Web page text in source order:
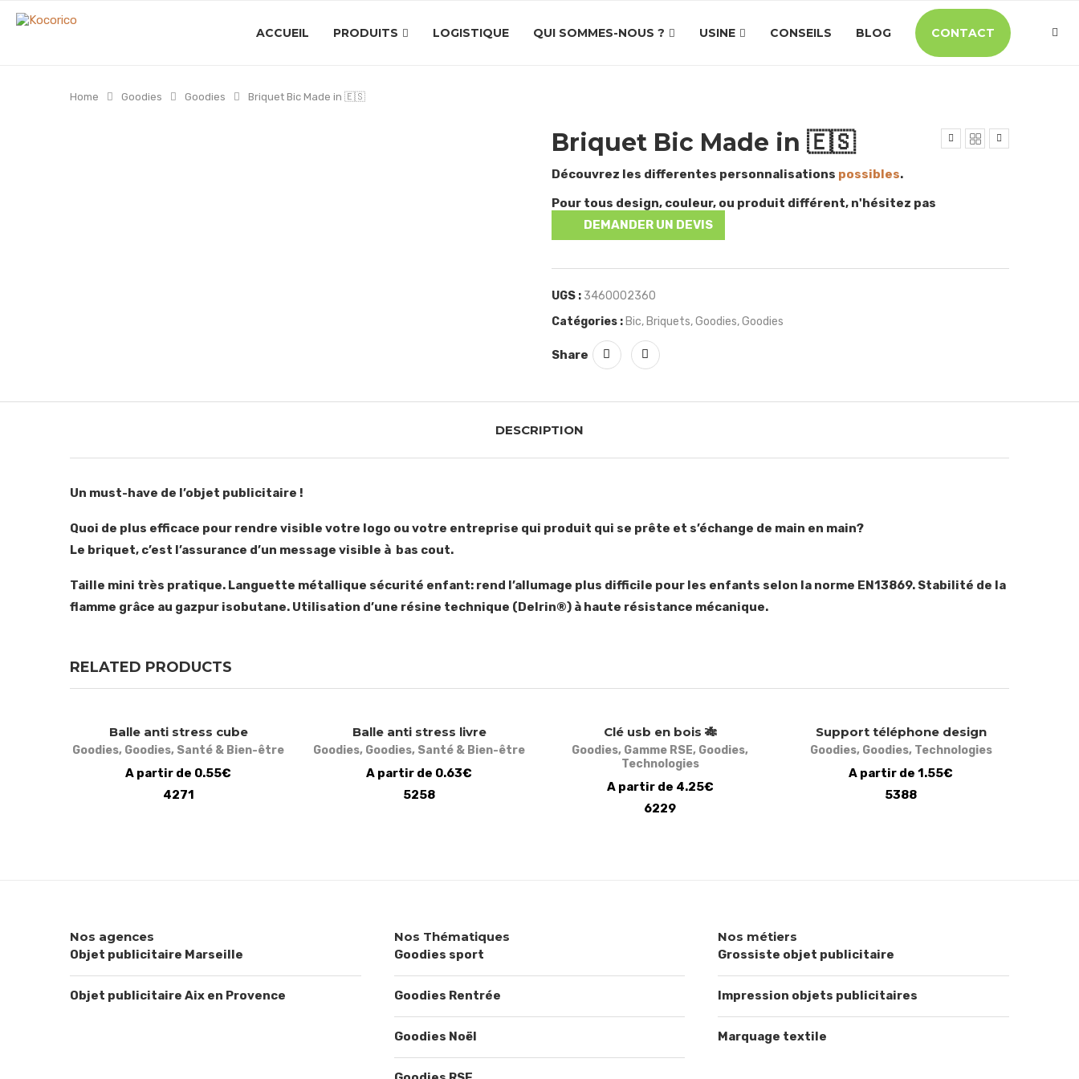
ACCUEIL PRODUITS LOGISTIQUE QUI SOMMES-NOUS ? USINE CONSEILS BLOG CONTACT
Home Goodies Goodies Briquet Bic Made in 🇪🇸
Briquet Bic Made in 🇪🇸
Découvrez les differentes personnalisations possibles.
Pour tous design, couleur, ou produit différent, n'hésitez pas
DEMANDER UN DEVIS
UGS : 3460002360
Catégories : Bic, Briquets,Goodies,Goodies
Share
DESCRIPTION
Un must-have de l’objet publicitaire !
Quoi de plus efficace pour rendre visible votre logo ou votre entreprise qui produit qui se prête et s’échange de main en main?
Le briquet, c’est l’assurance d’un message visible à bas cout.
Taille mini très pratique. Languette métallique sécurité enfant: rend l’allumage plus difficile pour les enfants selon la norme EN13869. Stabilité de la
flamme grâce au gazpur isobutane. Utilisation d’une résine technique (Delrin®) à haute résistance mécanique.
RELATED PRODUCTS
Balle anti stress cube
Goodies, Goodies, Santé & Bien-être
A partir de 0.55€
4271
Balle anti stress livre
Goodies, Goodies, Santé & Bien-être
A partir de 0.63€
5258
Clé usb en bois 🎋
Goodies, Gamme RSE, Goodies,
Technologies
A partir de 4.25€
6229
Support téléphone design
Goodies, Goodies, Technologies
A partir de 1.55€
5388
Nos agences
Objet publicitaire Marseille
Objet publicitaire Aix en Provence
Nos Thématiques
Goodies sport
Goodies Rentrée
Goodies Noël
Nos métiers
Grossiste objet publicitaire
Impression objets publicitaires
Marquage textile